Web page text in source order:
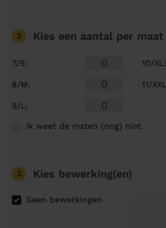
2 Kies een aantal per maat
7/S:
8/M:
9/L :
10/XL :
11/XXL
Ik weet de maten (nog) niet
3 Kies bewerking(en)
Geen bewerkingen